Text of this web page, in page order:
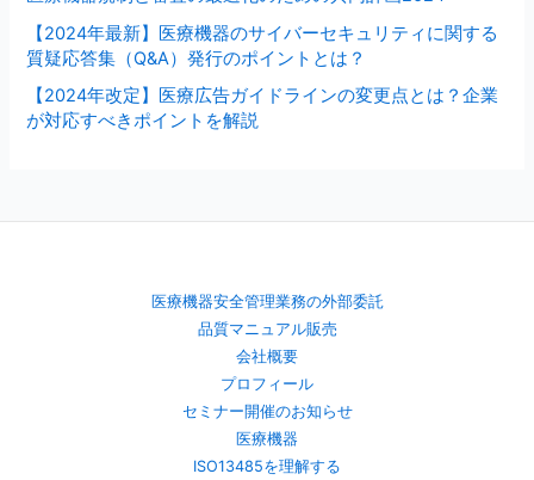
【2024年最新】医療機器のサイバーセキュリティに関する
質疑応答集（Q&A）発行のポイントとは？
【2024年改定】医療広告ガイドラインの変更点とは？企業
が対応すべきポイントを解説
医療機器安全管理業務の外部委託
品質マニュアル販売
会社概要
プロフィール
セミナー開催のお知らせ
医療機器
ISO13485を理解する